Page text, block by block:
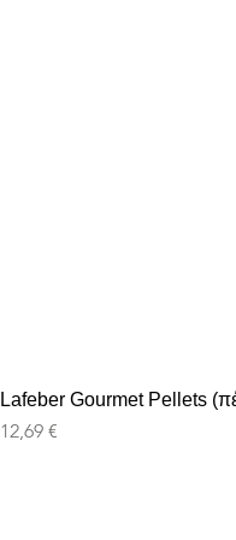
Lafeber Gourmet Pellets
Precio
12,69 €